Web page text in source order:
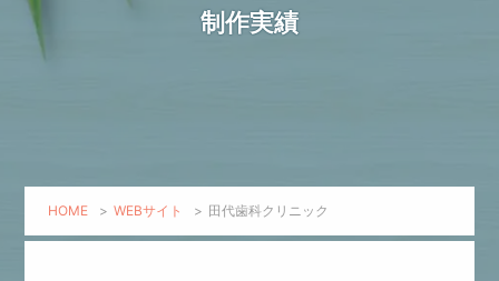
制作実績
HOME > WEBサイト > 田代歯科クリニック